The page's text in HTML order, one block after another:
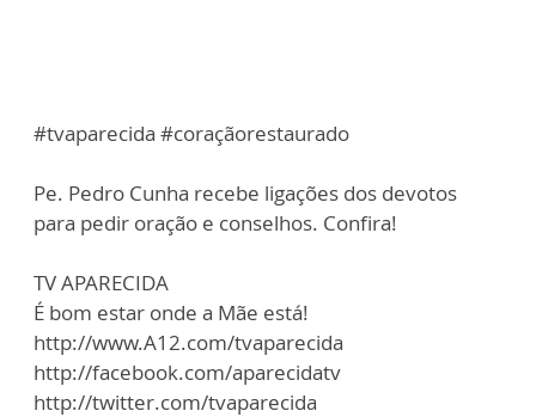
#tvaparecida #coraçãorestaurado
Pe. Pedro Cunha recebe ligações dos devotos
para pedir oração e conselhos. Confira!
TV APARECIDA
É bom estar onde a Mãe está!
http://www.A12.com/tvaparecida
http://facebook.com/aparecidatv
http://twitter.com/tvaparecida